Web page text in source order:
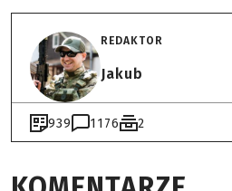
REDAKTOR
Jakub
939 1176 2